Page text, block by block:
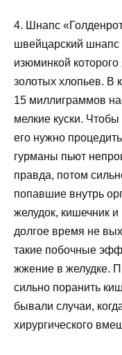
4. Шнапс
швейцарский шнапс
изюминкой
золотых хлопьев. В
15 миллиграммов
мелкие куски.
его нужно
гурманы пьют
правда, потом
попавшие внутрь
желудок, кишечник
долгое время не
такие побочные
жжение в желудке.
сильно поранить
бывали случаи,
хирургического